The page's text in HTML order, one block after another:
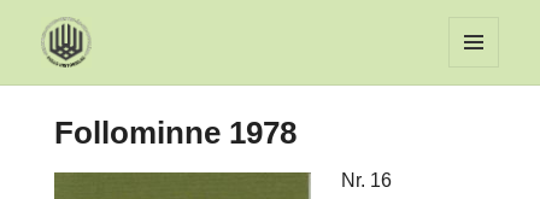
MENY
Follominne 1978
Nr. 16